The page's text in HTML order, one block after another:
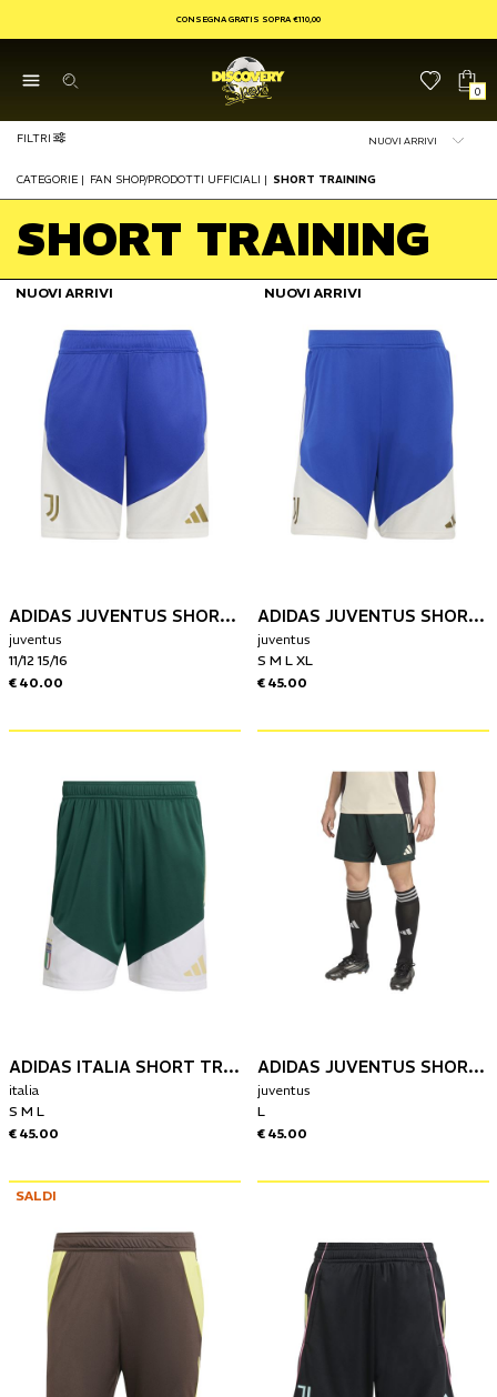
CONSEGNA GRATIS SOPRA €110,00
0
FILTRI
CATEGORIE | FAN SHOP/PRODOTTI UFFICIALI | SHORT TRAINING
SHORT TRAINING
NUOVI ARRIVI
ADIDAS JUVENTUS SHORT TRAINING BAMBINO 26/27
juventus
11/12 15/16
€ 40.00
NUOVI ARRIVI
ADIDAS JUVENTUS SHORT TRAINING 26/27
juventus
S M L XL
€ 45.00
ADIDAS ITALIA SHORT TRAINING TIRO 26
italia
S M L
€ 45.00
ADIDAS JUVENTUS SHORT TRAINING EUROPA 25/26
juventus
L
€ 45.00
SALDI